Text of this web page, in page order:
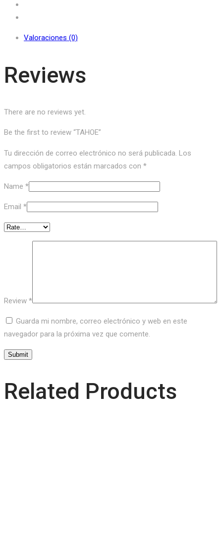
Valoraciones (0)
Reviews
There are no reviews yet.
Be the first to review “TAHOE”
Tu dirección de correo electrónico no será publicada. Los
campos obligatorios están marcados con *
Name *
Email *
Review *
Guarda mi nombre, correo electrónico y web en este
navegador para la próxima vez que comente.
Related Products